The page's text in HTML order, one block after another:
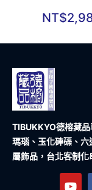
NT$
TIBUKKYO德榕藏品
瑪瑙、玉化硨磲、
屬飾品，台北客制化